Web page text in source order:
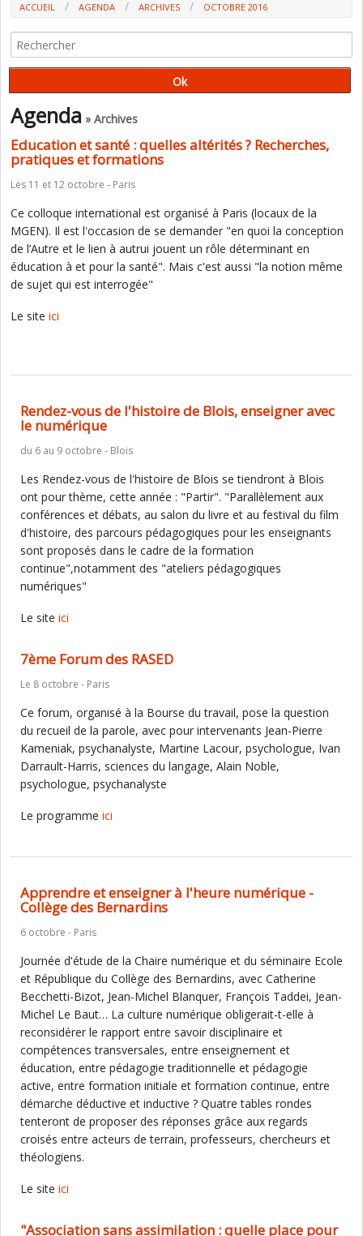
ACCUEIL AGENDA ARCHIVES OCTOBRE 2016
Agenda » Archives
Education et santé : quelles altérités ? Recherches,
pratiques et formations
Les 11 et 12 octobre - Paris
Ce colloque international est organisé à Paris (locaux de la
MGEN). Il est l'occasion de se demander "en quoi la conception
de l’Autre et le lien à autrui jouent un rôle déterminant en
éducation à et pour la santé". Mais c'est aussi "la notion même
de sujet qui est interrogée"
Le site ici
Rendez-vous de l'histoire de Blois, enseigner avec
le numérique
du 6 au 9 octobre - Blois
Les Rendez-vous de l'histoire de Blois se tiendront à Blois
ont pour thème, cette année : "Partir". "Parallèlement aux
conférences et débats, au salon du livre et au festival du film
d'histoire, des parcours pédagogiques pour les enseignants
sont proposés dans le cadre de la formation
continue",notamment des "ateliers pédagogiques
numériques"
Le site ici
7ème Forum des RASED
Le 8 octobre - Paris
Ce forum, organisé à la Bourse du travail, pose la question
du recueil de la parole, avec pour intervenants Jean-Pierre
Kameniak, psychanalyste, Martine Lacour, psychologue, Ivan
Darrault-Harris, sciences du langage, Alain Noble,
psychologue, psychanalyste
Le programme ici
Apprendre et enseigner à l'heure numérique -
Collège des Bernardins
6 octobre - Paris
Journée d'étude de la Chaire numérique et du séminaire Ecole
et République du Collège des Bernardins, avec Catherine
Becchetti-Bizot, Jean-Michel Blanquer, François Taddei, Jean-
Michel Le Baut… La culture numérique obligerait-t-elle à
reconsidérer le rapport entre savoir disciplinaire et
compétences transversales, entre enseignement et
éducation, entre pédagogie traditionnelle et pédagogie
active, entre formation initiale et formation continue, entre
démarche déductive et inductive ? Quatre tables rondes
tenteront de proposer des réponses grâce aux regards
croisés entre acteurs de terrain, professeurs, chercheurs et
théologiens.
Le site ici
"Association sans assimilation : quelle place pour